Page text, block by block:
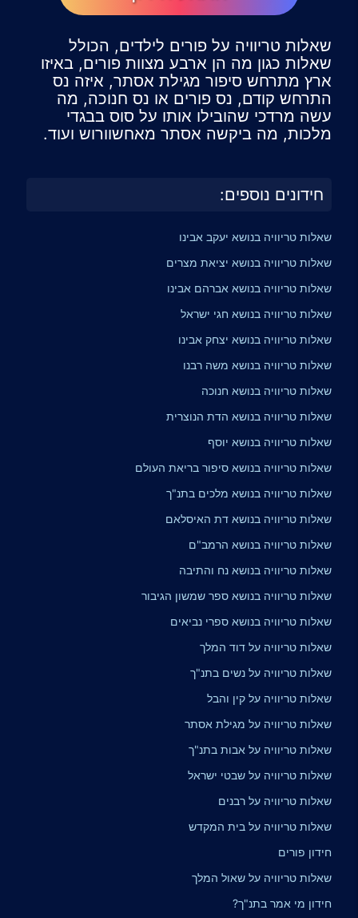
שאלות טריוויה על פורים לילדים, הכולל
שאלות כגון מה הן ארבע מצוות פורים, באיזו
ארץ מתרחש סיפור מגילת אסתר, איזה נס
התרחש קודם, נס פורים או נס חנוכה, מה
עשה מרדכי שהובילו אותו על סוס בבגדי
מלכות, מה ביקשה אסתר מאחשוורוש ועוד.
חידונים נוספים:
שאלות טריוויה בנושא יעקב אבינו
שאלות טריוויה בנושא יציאת מצרים
שאלות טריוויה בנושא אברהם אבינו
שאלות טריוויה בנושא חגי ישראל
שאלות טריוויה בנושא יצחק אבינו
שאלות טריוויה בנושא משה רבנו
שאלות טריוויה בנושא חנוכה
שאלות טריוויה בנושא הדת הנוצרית
שאלות טריוויה בנושא יוסף
שאלות טריוויה בנושא סיפור בריאת העולם
שאלות טריוויה בנושא מלכים בתנ"ך
שאלות טריוויה בנושא דת האיסלאם
שאלות טריוויה בנושא הרמב"ם
שאלות טריוויה בנושא נח והתיבה
שאלות טריוויה בנושא ספר שמשון הגיבור
שאלות טריוויה בנושא ספרי נביאים
שאלות טריוויה על דוד המלך
שאלות טריוויה על נשים בתנ"ך
שאלות טריוויה על קין והבל
שאלות טריוויה על מגילת אסתר
שאלות טריוויה על אבות בתנ"ך
שאלות טריוויה על שבטי ישראל
שאלות טריוויה על רבנים
שאלות טריוויה על בית המקדש
חידון פורים
שאלות טריוויה על שאול המלך
חידון מי אמר בתנ"ך?